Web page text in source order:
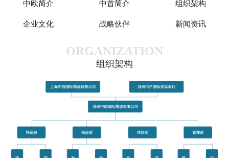
中欧简介 中首简介 组织架构
企业文化 战略伙伴 新闻资讯
ORGANIZATION
组织架构